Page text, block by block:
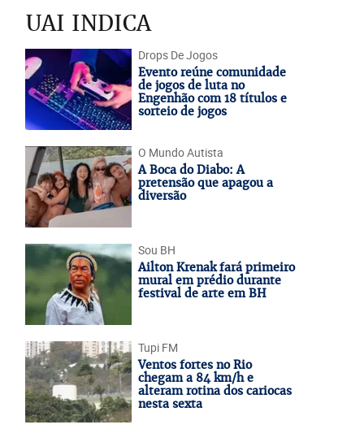
UAI INDICA
Drops De Jogos
Evento reúne comunidade
de jogos de luta no
Engenhão com 18 títulos e
sorteio de jogos
O Mundo Autista
A Boca do Diabo: A
pretensão que apagou a
diversão
Sou BH
Ailton Krenak fará primeiro
mural em prédio durante
festival de arte em BH
Tupi FM
Ventos fortes no Rio
chegam a 84 km/h e
alteram rotina dos cariocas
nesta sexta